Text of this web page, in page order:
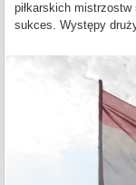
piłkarskich
sukces. Występy